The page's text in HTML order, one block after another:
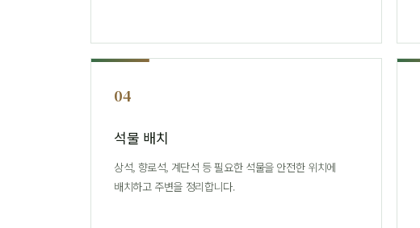
04
석물 배치
상석, 향로석, 계단석 등 필요한 석물을 안전한 위치에
배치하고 주변을 정리합니다.